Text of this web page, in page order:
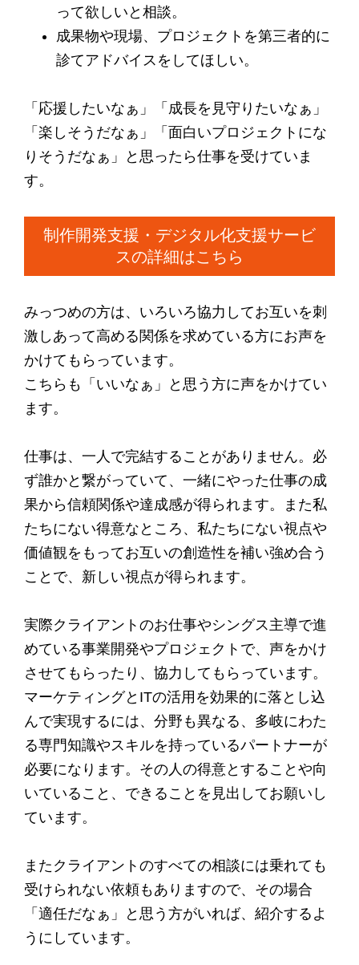
って欲しいと相談。
成果物や現場、プロジェクトを第三者的に
診てアドバイスをしてほしい。
「応援したいなぁ」「成長を見守りたいなぁ」
「楽しそうだなぁ」「面白いプロジェクトにな
りそうだなぁ」と思ったら仕事を受けていま
す。
制作開発支援・デジタル化支援サービ
スの詳細はこちら
みっつめの方は、いろいろ協力してお互いを刺
激しあって高める関係を求めている方にお声を
かけてもらっています。
こちらも「いいなぁ」と思う方に声をかけてい
ます。
仕事は、一人で完結することがありません。必
ず誰かと繋がっていて、一緒にやった仕事の成
果から信頼関係や達成感が得られます。また私
たちにない得意なところ、私たちにない視点や
価値観をもってお互いの創造性を補い強め合う
ことで、新しい視点が得られます。
実際クライアントのお仕事やシングス主導で進
めている事業開発やプロジェクトで、声をかけ
させてもらったり、協力してもらっています。
マーケティングとITの活用を効果的に落とし込
んで実現するには、分野も異なる、多岐にわた
る専門知識やスキルを持っているパートナーが
必要になります。その人の得意とすることや向
いていること、できることを見出してお願いし
ています。
またクライアントのすべての相談には乗れても
受けられない依頼もありますので、その場合
「適任だなぁ」と思う方がいれば、紹介するよ
うにしています。